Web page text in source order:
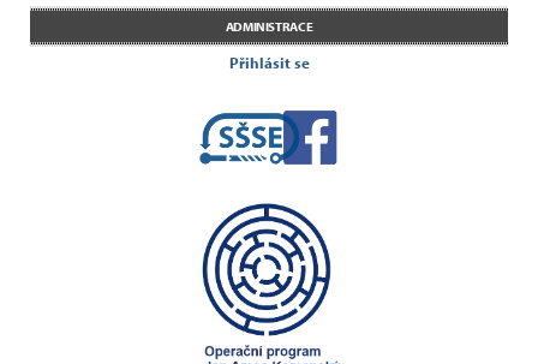
ADMINISTRACE
Přihlásit se